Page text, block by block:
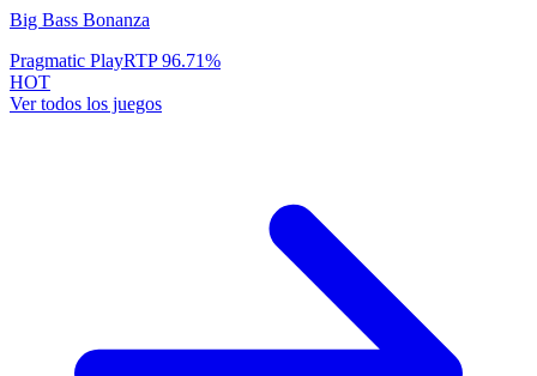
Big Bass Bonanza
Pragmatic PlayRTP96.71%
HOT
Ver todos los juegos